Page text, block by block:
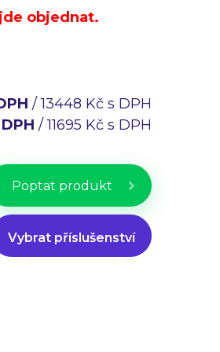
objednat.
/ 13448 Kč s DPH
/ 11695 Kč s DPH
Poptat produkt
Vybrat příslušenství